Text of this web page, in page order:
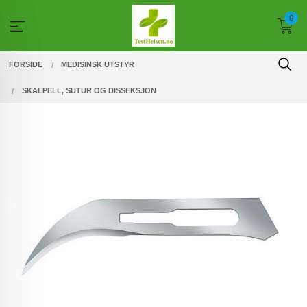
innholdet
0
FORSIDE MEDISINSK UTSTYR
SKALPELL, SUTUR OG DISSEKSJON